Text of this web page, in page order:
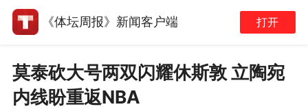
《体坛周报》新闻客户端 打开
莫泰砍大号两双闪耀休斯敦 立陶宛
内线盼重返NBA